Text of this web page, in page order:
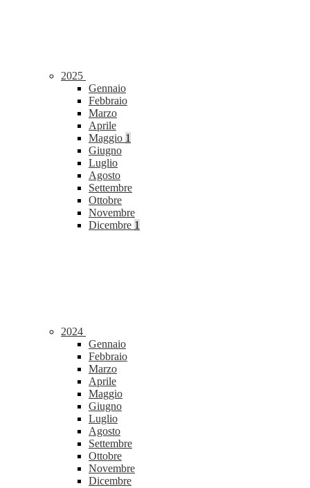
2025
Gennaio
Febbraio
Marzo
Aprile
Maggio 1
Giugno
Luglio
Agosto
Settembre
Ottobre
Novembre
Dicembre 1
2024
Gennaio
Febbraio
Marzo
Aprile
Maggio
Giugno
Luglio
Agosto
Settembre
Ottobre
Novembre
Dicembre